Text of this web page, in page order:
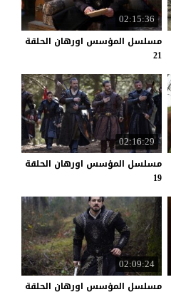
02:15:36
مسلسل المؤسس اورهان الحلقة
21
02:16:29
مسلسل المؤسس اورهان الحلقة
19
02:09:24
مسلسل المؤسس اورهان الحلقة